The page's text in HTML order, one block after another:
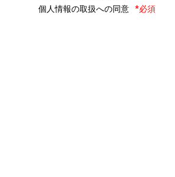
個人情報の取扱への同意
*必須